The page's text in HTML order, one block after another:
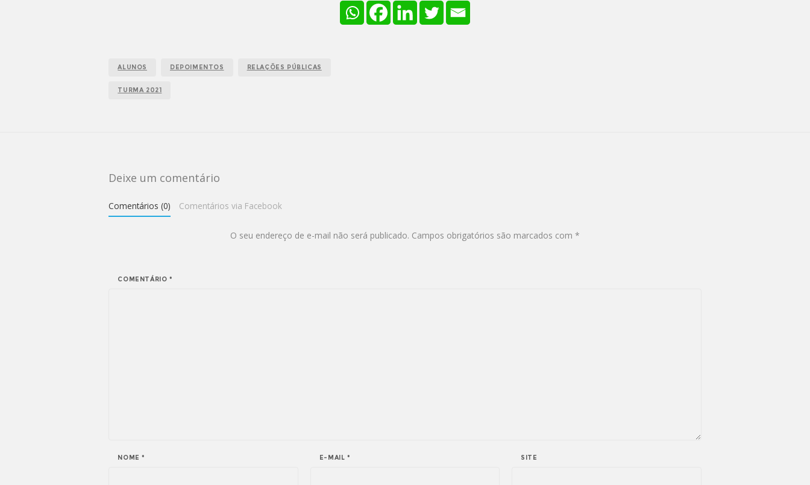
ALUNOS DEPOIMENTOS RELAÇÕES PÚBLICAS
TURMA 2021
Deixe um comentário
Comentários (0) Comentários via Facebook
O seu endereço de e-mail não será publicado. Campos obrigatórios são marcados com *
COMENTÁRIO *
NOME* E-MAIL * SITE